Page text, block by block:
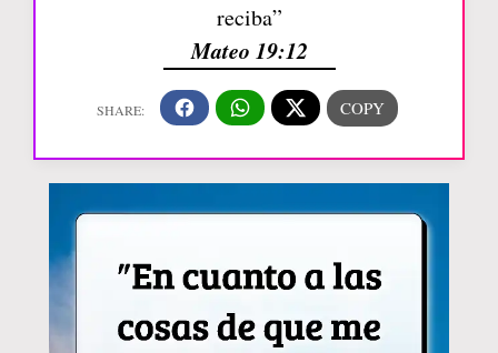
reciba”
Mateo 19:12